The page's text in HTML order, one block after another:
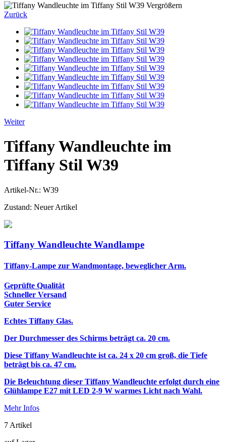
Vergrößern
Zurück
Weiter
Tiffany Wandleuchte im
Tiffany Stil W39
Artikel-Nr.: W39
Zustand: Neuer Artikel
Tiffany Wandleuchte Wandlampe
Tiffany-Lampe zur Wandmontage, beweglicher Arm.
Geprüfte Qualität
Schneller Versand
Guter Service
Echtes Tiffany Glas.
Der Durchmesser des Schirms beträgt ca. 20 cm.
Diese Tiffany Wandleuchte ist ca. 24 x 20 cm groß, die Tiefe
beträgt bis ca. 47 cm.
Die Beleuchtung dieser Tiffany Wandleuchte erfolgt durch eine
Glühlampe E27 mit LED 2-9 W warmes Licht nach Wahl.
Mehr Infos
7 Artikel